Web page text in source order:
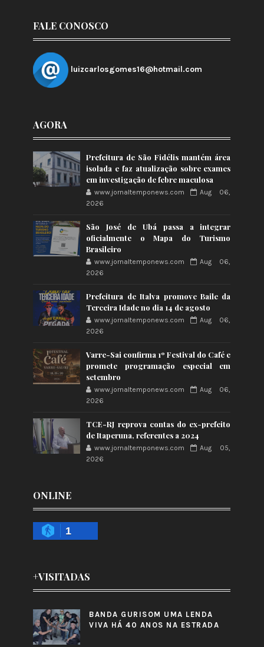
FALE CONOSCO
luizcarlosgomes16@hotmail.com
AGORA
Prefeitura de São Fidélis mantém área
isolada e faz atualização sobre exames
em investigação de febre maculosa
www.jornaltemponews.com
Aug 06,
2026
São José de Ubá passa a integrar
oficialmente o Mapa do Turismo
Brasileiro
www.jornaltemponews.com
Aug 06,
2026
Prefeitura de Italva promove Baile da
Terceira Idade no dia 14 de agosto
www.jornaltemponews.com
Aug 06,
2026
Varre-Sai confirma 1º Festival do Café e
promete programação especial em
setembro
www.jornaltemponews.com
Aug 06,
2026
TCE-RJ reprova contas do ex-prefeito
de Itaperuna, referentes a 2024
www.jornaltemponews.com
Aug 05,
2026
ONLINE
1
+VISITADAS
BANDA GURISOM UMA LENDA
VIVA HÁ 40 ANOS NA ESTRADA